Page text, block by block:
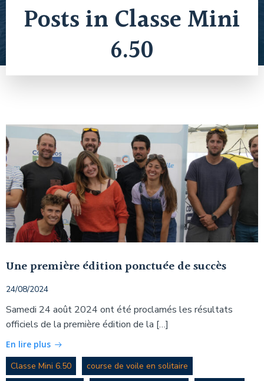
Posts in Classe Mini
6.50
Une première édition ponctuée de succès
24/08/2024
Samedi 24 août 2024 ont été proclamés les résultats
officiels de la première édition de la […]
En lire plus
Classe Mini 6.50
course de voile en solitaire